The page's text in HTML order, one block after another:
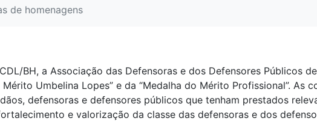
de homenagens
BH, a Associação das Defensoras e dos Defensores Públicos
Umbelina Lopes” e da “Medalha do Mérito Profissional”. As
defensoras e defensores públicos que tenham prestados
e valorização da classe das defensoras e dos